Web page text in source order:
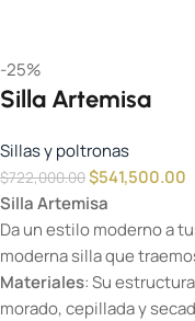
-25%
Silla Artemisa
Sillas y poltronas
$722,000.00$541,500.00
Silla Artemisa
Da un estilo moderno a
moderna silla que
Materiales: Su
morado, cepillada y